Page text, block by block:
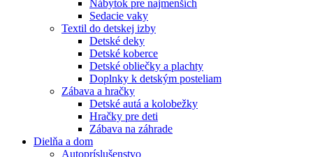
Nábytok pre najmenších
Sedacie vaky
Textil do detskej izby
Detské deky
Detské koberce
Detské obliečky a plachty
Doplnky k detským posteliam
Zábava a hračky
Detské autá a kolobežky
Hračky pre deti
Zábava na záhrade
Dielňa a dom
Autopríslušenstvo